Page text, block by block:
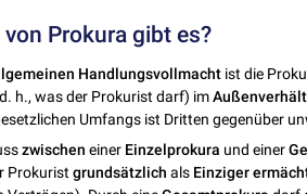
Prokura gibt es?
Handlungsvollmacht ist die
h., was der Prokurist darf) im
Umfangs ist Dritten gegenüber
zwischen einer Einzelprokura und einer
Prokuristgrundsätzlich als Einziger